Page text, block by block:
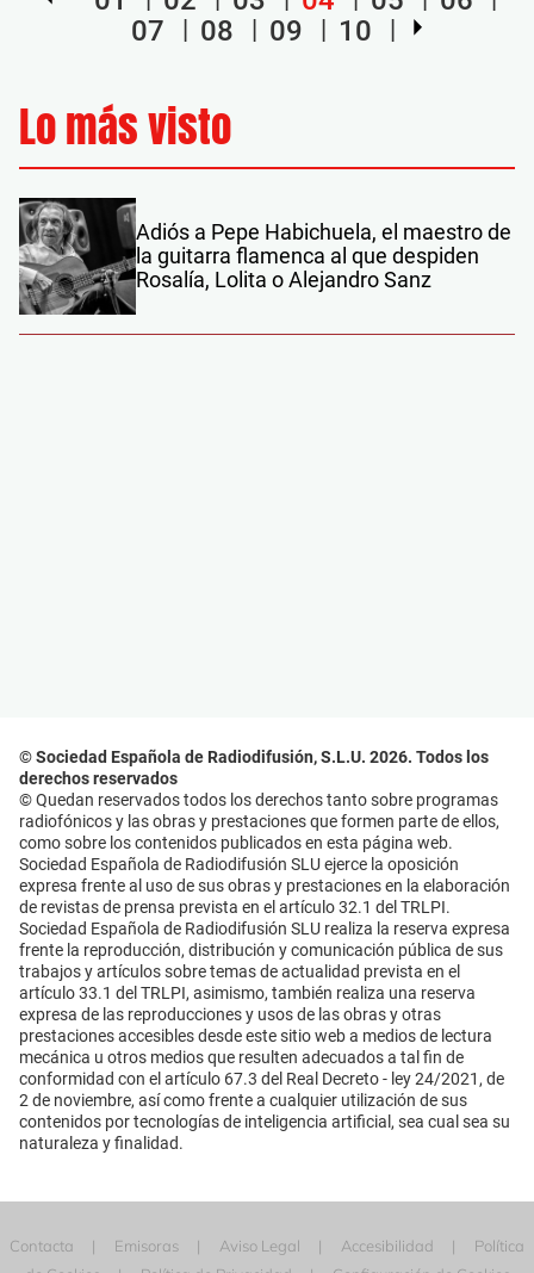
07
08 09 10
Lo más visto
Adiós a Pepe Habichuela, el maestro de
la guitarra flamenca al que despiden
Rosalía, Lolita o Alejandro Sanz
© Sociedad Española de Radiodifusión, S.L.U. 2026. Todos los
derechos reservados
© Quedan reservados todos los derechos tanto sobre programas
radiofónicos y las obras y prestaciones que formen parte de ellos,
como sobre los contenidos publicados en esta página web.
Sociedad Española de Radiodifusión SLU ejerce la oposición
expresa frente al uso de sus obras y prestaciones en la elaboración
de revistas de prensa prevista en el artículo 32.1 del TRLPI.
Sociedad Española de Radiodifusión SLU realiza la reserva expresa
frente la reproducción, distribución y comunicación pública de sus
trabajos y artículos sobre temas de actualidad prevista en el
artículo 33.1 del TRLPI, asimismo, también realiza una reserva
expresa de las reproducciones y usos de las obras y otras
prestaciones accesibles desde este sitio web a medios de lectura
mecánica u otros medios que resulten adecuados a tal fin de
conformidad con el artículo 67.3 del Real Decreto - ley 24/2021, de
2 de noviembre, así como frente a cualquier utilización de sus
contenidos por tecnologías de inteligencia artificial, sea cual sea su
naturaleza y finalidad.
Contacta Emisoras Aviso Legal Accesibilidad
Política